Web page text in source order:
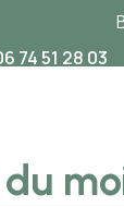
74 51 28 03